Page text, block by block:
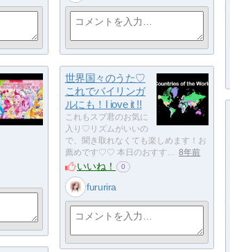
世界国々のうた♡
これでバイリンガ
ルにも！I iove it !!
これもスプ君のお気に
入り♡リズムがいいの
で、聞き取れなくても楽しめます！お
薦めです♡♡ 本日のおすす…
8年前
いいね！ 0
fururira